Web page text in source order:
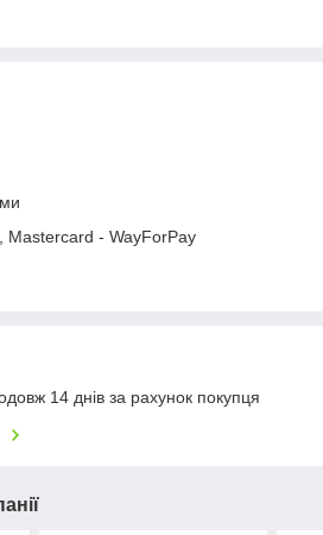
Mastercard - WayForPay
14 днів за рахунок покупця